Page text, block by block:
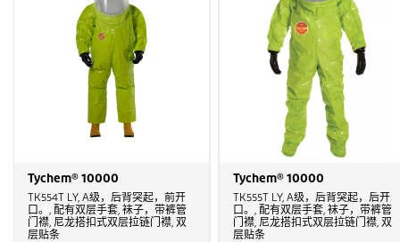
Tychem® 10000
TK554T LY, A级，后背突起，前开
口。, 配有双层手套, 袜子，带裤管
门襟, 尼龙搭扣式双层拉链门襟, 双
层贴条
Tychem® 10000
TK555T LY, A级，后背突起，后开
口。, 配有双层手套, 袜子，带裤管
门襟, 尼龙搭扣式双层拉链门襟, 双
层贴条